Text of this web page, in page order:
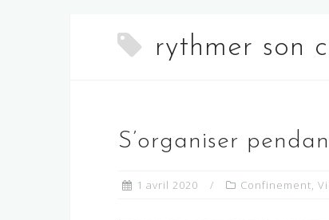
rythmer son
S’organiser
1 avril 2020 Confinement,